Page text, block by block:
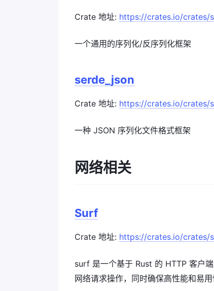
Crate 地址: https://crates.io/crates/
一个通用的序列化/反序列化框架
serde_json
Crate 地址: https://crates.io/crates/
一种 JSON 序列化文件格式框架
网络相关
Surf
Crate 地址: https://crates.io/crates/
surf 是一个基于 Rust 的 HTTP 客户
网络请求操作，同时确保高性能和易用